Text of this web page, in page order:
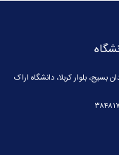
بسیج، بلوار کربلا، دانشگاه اراک